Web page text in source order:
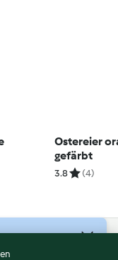
Ostereier
gefärbt
3.8 (4)